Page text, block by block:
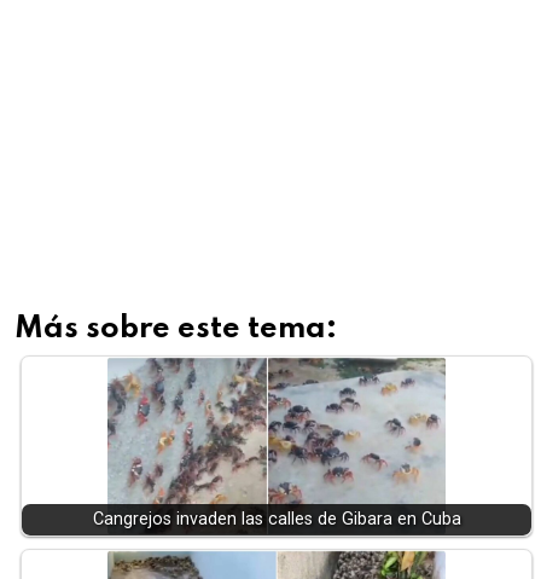
Más sobre este tema:
Cangrejos invaden las calles de Gibara en Cuba